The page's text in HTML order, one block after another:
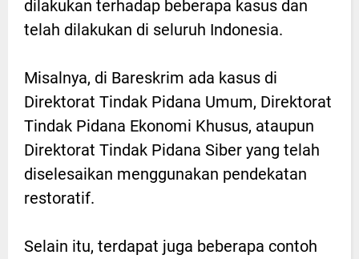
dilakukan terhadap beberapa kasus dan
telah dilakukan di seluruh Indonesia.
Misalnya, di Bareskrim ada kasus di
Direktorat Tindak Pidana Umum, Direktorat
Tindak Pidana Ekonomi Khusus, ataupun
Direktorat Tindak Pidana Siber yang telah
diselesaikan menggunakan pendekatan
restoratif.
Selain itu, terdapat juga beberapa contoh